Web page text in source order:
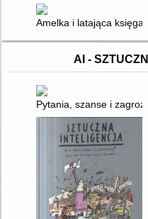
Amelka i latająca księga
AI -
Pytania, szanse i